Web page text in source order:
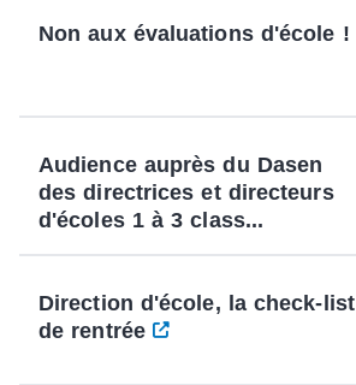
Non aux évaluations d'école !
Audience auprès du Dasen
des directrices et directeurs
d'écoles 1 à 3 class...
Direction d'école, la check-list
de rentrée